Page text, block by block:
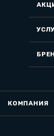
КОМПАНИЯ